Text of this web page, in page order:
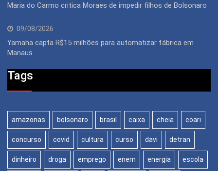
Maria do Carmo critica Moraes de impedir filhos de Bolsonaro
09/08/2026
Yamaha capta R$15 milhões para automatizar fábrica em
Manaus
Tags
amazonas bolsonaro brasil caixa cheia coari
concurso covid cultura curso davi detran
dinheiro droga emprego enem energia escola